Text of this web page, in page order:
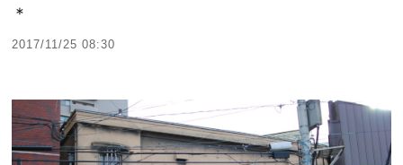
＊
2017/11/25 08:30